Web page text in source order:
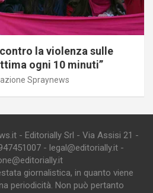
la violenza sulle
ogni 10 minuti”
Spraynews
- Editorially Srl - Via Assisi 21 -
- legal@editorially.it -
giornalistica, in quanto viene
periodicità. Non può pertanto